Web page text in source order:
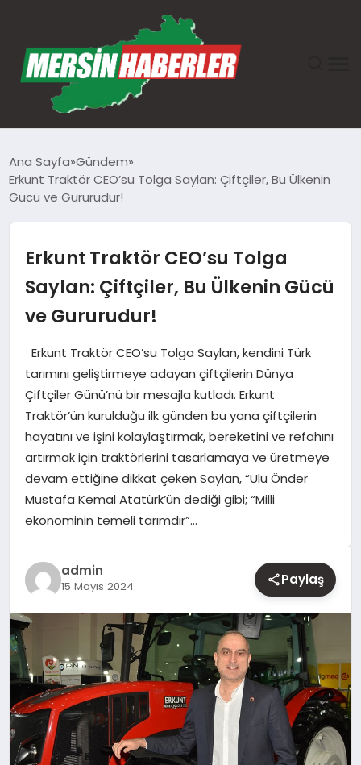
GÜNDEM
TEKNOLOJI
SPOR
YAŞAM
EĞITIM
Ana Sayfa Gündem
Erkunt Traktör CEO’su Tolga Saylan: Çiftçiler, Bu Ülkenin
Gücü ve Gururudur!
Erkunt Traktör CEO’su Tolga
Saylan: Çiftçiler, Bu Ülkenin Gücü
ve Gururudur!
Erkunt Traktör CEO’su Tolga Saylan, kendini Türk
tarımını geliştirmeye adayan çiftçilerin Dünya
Çiftçiler Günü’nü bir mesajla kutladı. Erkunt
Traktör’ün kurulduğu ilk günden bu yana çiftçilerin
hayatını ve işini kolaylaştırmak, bereketini ve refahını
artırmak için traktörlerini tasarlamaya ve üretmeye
devam ettiğine dikkat çeken Saylan, “Ulu Önder
Mustafa Kemal Atatürk’ün dediği gibi; “Milli
ekonominin temeli tarımdır”…
admin
15 Mayıs 2024 Paylaş